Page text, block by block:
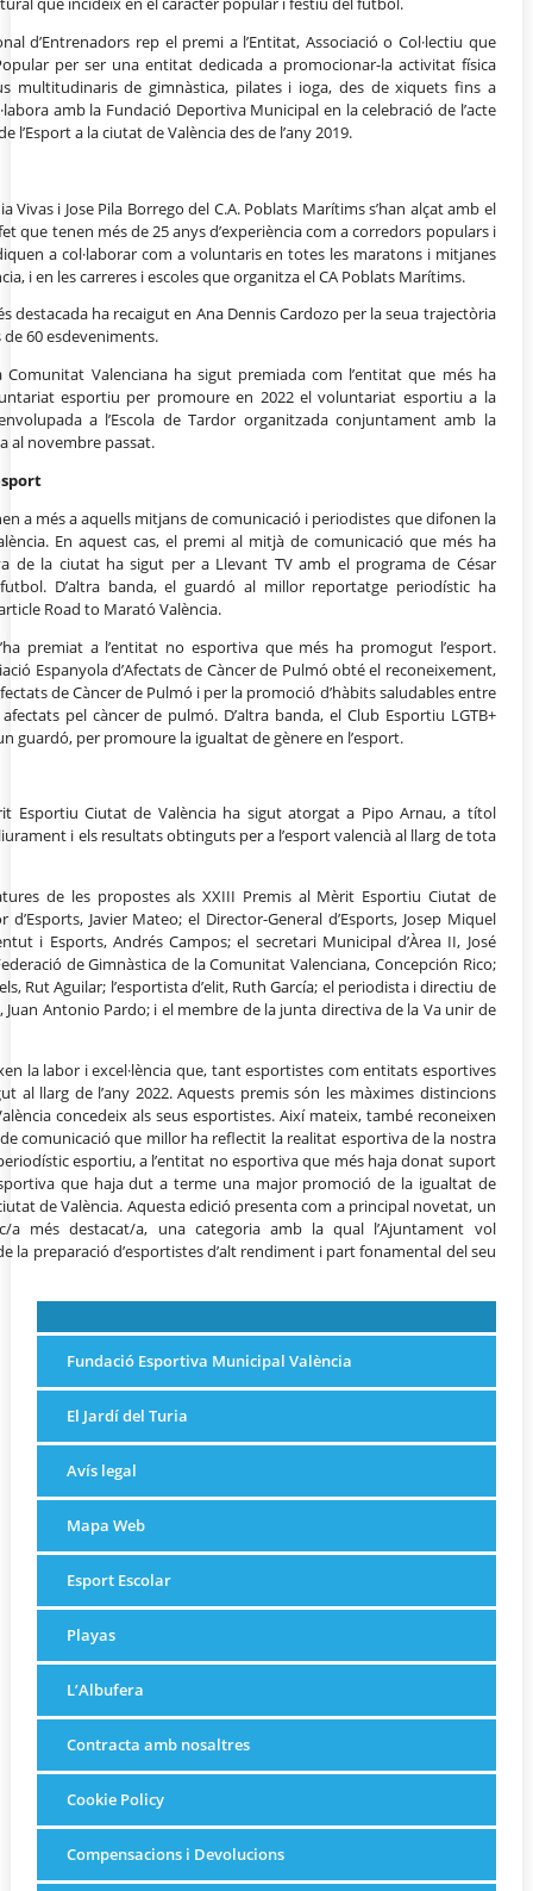
d’Entrenadors rep el premi a l’Entitat, Associació o Col·lectiu que
per ser una entitat dedicada a promocionar-la activitat física
multitudinaris de gimnàstica, pilates i ioga, des de xiquets fins a
amb la Fundació Deportiva Municipal en la celebració de l’acte
l’Esport a la ciutat de València des de l’any 2019.
Vivas i Jose Pila Borrego del C.A. Poblats Marítims s’han alçat amb el
que tenen més de 25 anys d’experiència com a corredors populars i
a col·laborar com a voluntaris en totes les maratons i mitjanes
i en les carreres i escoles que organitza el CA Poblats Marítims.
destacada ha recaigut en Ana Dennis Cardozo per la seua trajectòria
60 esdeveniments.
Valenciana ha sigut premiada com l’entitat que més ha
esportiu per promoure en 2022 el voluntariat esportiu a la
a l’Escola de Tardor organitzada conjuntament amb la
al novembre passat.
a més a aquells mitjans de comunicació i periodistes que difonen la
En aquest cas, el premi al mitjà de comunicació que més ha
de la ciutat ha sigut per a Llevant TV amb el programa de César
D’altra banda, el guardó al millor reportatge periodístic ha
Road to Marató València.
premiat a l’entitat no esportiva que més ha promogut l’esport.
Espanyola d’Afectats de Càncer de Pulmó obté el reconeixement,
de Càncer de Pulmó i per la promoció d’hàbits saludables entre
pel càncer de pulmó. D’altra banda, el Club Esportiu LGTB+
guardó, per promoure la igualtat de gènere en l’esport.
Esportiu Ciutat de València ha sigut atorgat a Pipo Arnau, a títol
i els resultats obtinguts per a l’esport valencià al llarg de tota
de les propostes als XXIII Premis al Mèrit Esportiu Ciutat de
Javier Mateo; el Director-General d’Esports, Josep Miquel
i Esports, Andrés Campos; el secretari Municipal d’Àrea II, José
de Gimnàstica de la Comunitat Valenciana, Concepción Rico;
Rut Aguilar; l’esportista d’elit, Ruth García; el periodista i directiu de
Juan Antonio Pardo; i el membre de la junta directiva de la Va unir de
la labor i excel·lència que, tant esportistes com entitats esportives
al llarg de l’any 2022. Aquests premis són les màximes distincions
concedeix als seus esportistes. Així mateix, també reconeixen
comunicació que millor ha reflectit la realitat esportiva de la nostra
esportiu, a l’entitat no esportiva que més haja donat suport
que haja dut a terme una major promoció de la igualtat de
de València. Aquesta edició presenta com a principal novetat, un
a més destacat/a, una categoria amb la qual l’Ajuntament vol
la preparació d’esportistes d’alt rendiment i part fonamental del seu
Fundació Esportiva Municipal València
El Jardí del Turia
Avís legal
Mapa Web
Esport Escolar
Playas
L’Albufera
Contracta amb nosaltres
Cookie Policy
Compensacions i Devolucions